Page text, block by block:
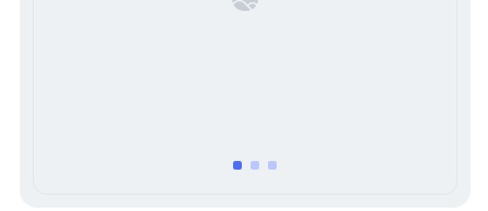
itemitemitem